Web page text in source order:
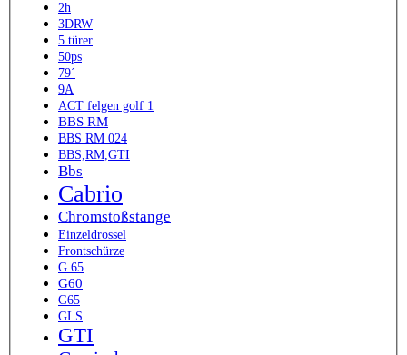
2h
3DRW
5 türer
50ps
79´
9A
ACT felgen golf 1
BBS RM
BBS RM 024
BBS,RM,GTI
Bbs
Cabrio
Chromstoßstange
Einzeldrossel
Frontschürze
G 65
G60
G65
GLS
GTI